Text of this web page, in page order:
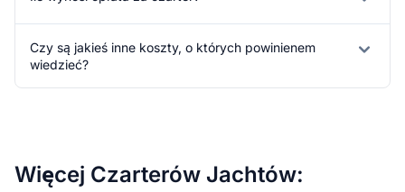
Czy są jakieś inne koszty, o których powinienem
wiedzieć?
Więcej Czarterów Jachtów: